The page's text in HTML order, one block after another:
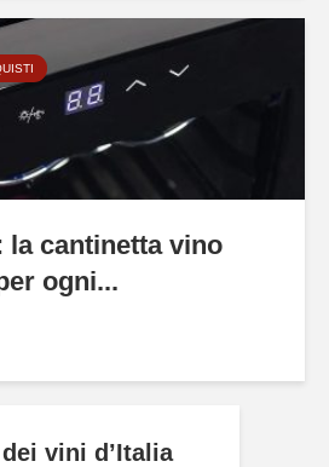
la cantinetta vino
ogni...
vini d’Italia